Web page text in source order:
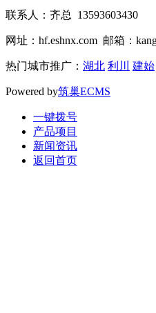
联系人：齐总 13593603430
网址：hf.eshnx.com 邮箱：
热门城市推广： 湖北 利川 建始
Powered by筑巢ECMS
一键拨号
产品项目
新闻资讯
返回首页